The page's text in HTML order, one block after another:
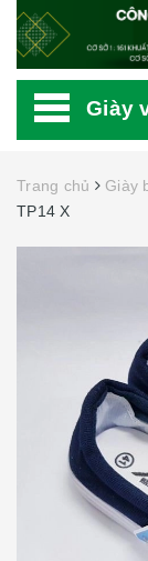
Giày
Trang chủ Giày
TP14 X